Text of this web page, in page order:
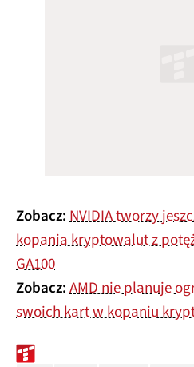
Zobacz:NVIDIA tworzy
kopania kryptowalut z
GA100
Zobacz:AMD nie planuje
swoich kart w kopaniu